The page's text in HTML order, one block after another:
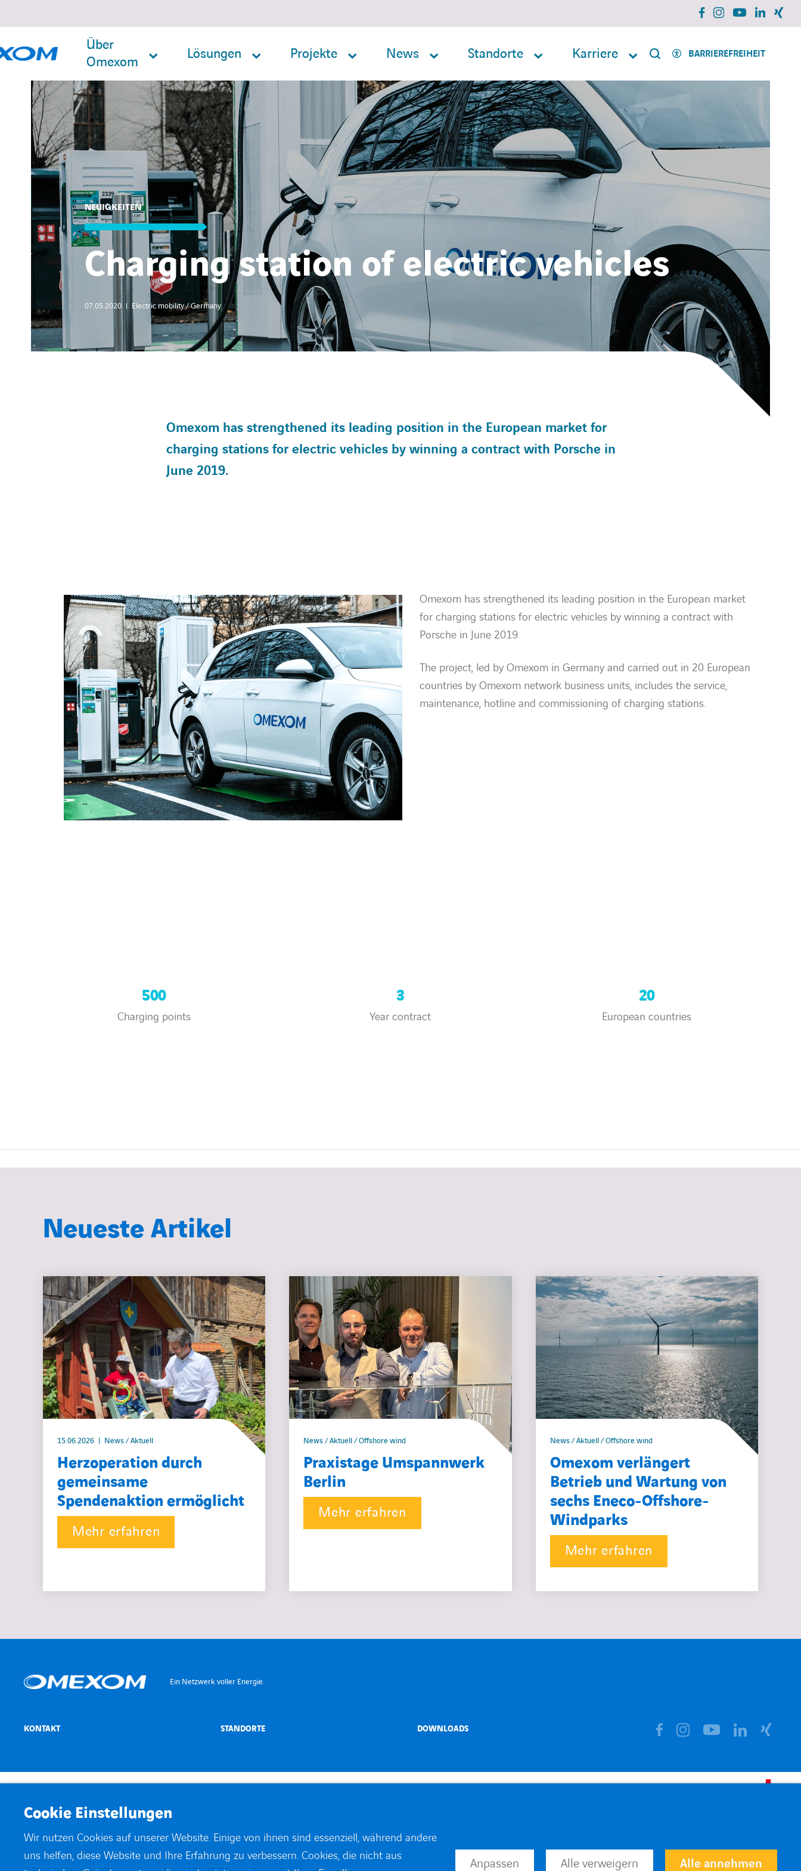
facebookinstagramyoutubelinkedin
xing
Über
Omexom
Lösungen Projekte News Standorte Karriere
Suche
nach:
BARRIEREFREIHEIT
NEUIGKEITEN
Charging station of electric vehicles
07.05.2020 Electric mobility / Germany
Omexom has strengthened its leading position in the European market for
charging stations for electric vehicles by winning a contract with Porsche in
June 2019.
Omexom has strengthened its leading position in the European market
for charging stations for electric vehicles by winning a contract with
Porsche in June 2019.
The project, led by Omexom in Germany and carried out in 20 European
countries by Omexom network business units, includes the service,
maintenance, hotline and commissioning of charging stations.
500
Charging points
3
Year contract
20
European countries
Neueste Artikel
15.06.2026 News / Aktuell
Herzoperation durch
gemeinsame
Spendenaktion ermöglicht
Mehr erfahren
News / Aktuell / Offshore wind
Praxistage Umspannwerk
Berlin
Mehr erfahren
News / Aktuell / Offshore wind
Omexom verlängert
Betrieb und Wartung von
sechs Eneco-Offshore-
Windparks
Mehr erfahren
Ein Netzwerk voller Energie.
KONTAKT STANDORTE DOWNLOADS facebookinstagramyoutubelinkedin
Cookie Einstellungen
Wir nutzen Cookies auf unserer Website. Einige von ihnen sind essenziell, während andere
uns helfen, diese Website und Ihre Erfahrung zu verbessern. Cookies, die nicht aus
Anpassen Alle verweigern Alle annehmen